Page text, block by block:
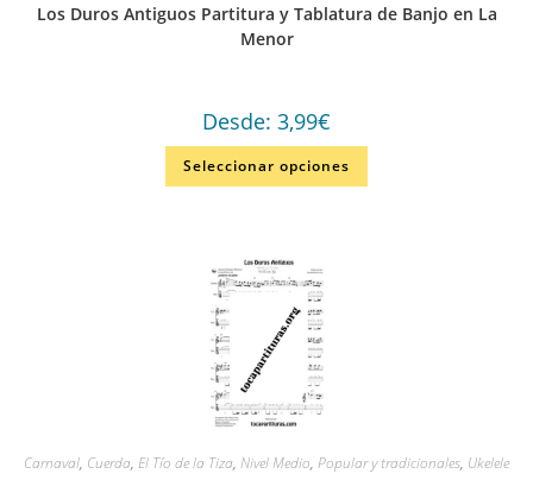
Los Duros Antiguos Partitura y Tablatura de Banjo en La
Menor
Desde: 3,99€
Seleccionar opciones
Carnaval, Cuerda, El Tío de la Tiza, Nivel Medio, Popular y tradicionales, Ukelele